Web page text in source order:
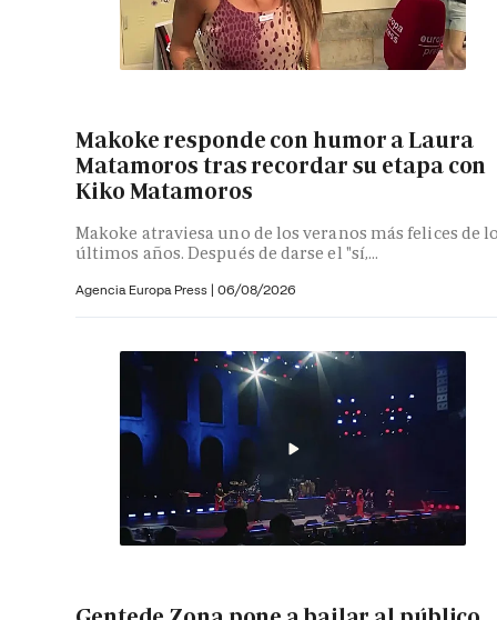
Makoke responde con humor a Laura
Matamoros tras recordar su etapa con
Kiko Matamoros
Makoke atraviesa uno de los veranos más felices de
últimos años. Después de darse el "sí,...
Agencia Europa Press | 06/08/2026